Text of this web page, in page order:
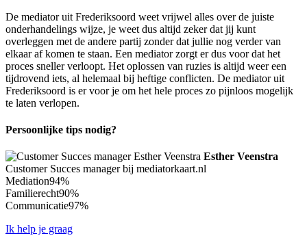
De mediator uit Frederiksoord weet vrijwel alles over de juiste
onderhandelings wijze, je weet dus altijd zeker dat jij kunt
overleggen met de andere partij zonder dat jullie nog verder van
elkaar af komen te staan. Een mediator zorgt er dus voor dat het
proces sneller verloopt. Het oplossen van ruzies is altijd weer een
tijdrovend iets, al helemaal bij heftige conflicten. De mediator uit
Frederiksoord is er voor je om het hele proces zo pijnloos mogelijk
te laten verlopen.
Persoonlijke tips nodig?
Esther Veenstra
Customer Succes manager bij mediatorkaart.nl
Mediation94%
Familierecht90%
Communicatie97%
Ik help je graag